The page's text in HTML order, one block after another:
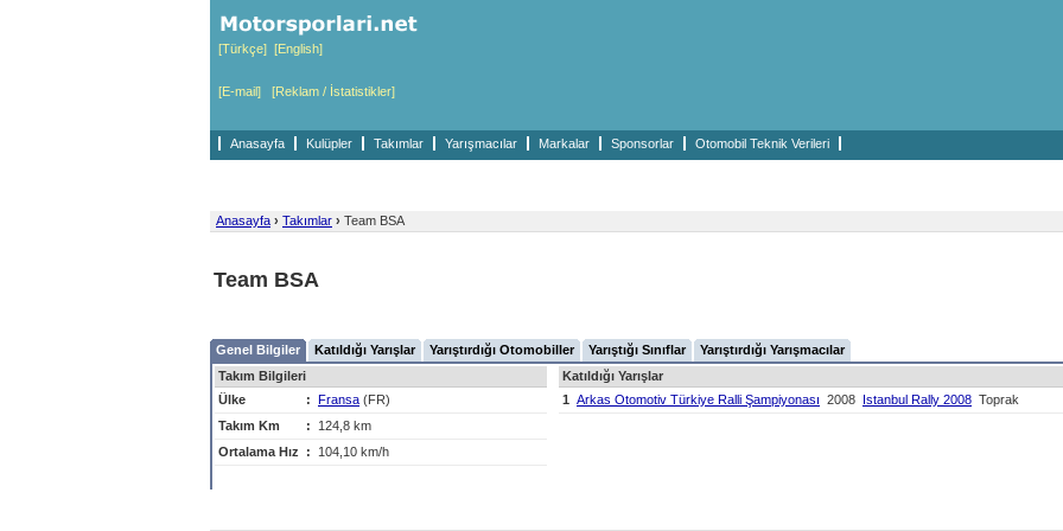
[Türkçe] [English]
[E-mail] [Reklam / İstatistikler]
Anasayfa Kulüpler Takımlar Yarışmacılar Markalar Sponsorlar Otomobil Teknik Verileri
Anasayfa › Takımlar › Team BSA
Team BSA
Genel Bilgiler Katıldığı Yarışlar Yarıştırdığı Otomobiller Yarıştığı Sınıflar
Yarıştırdığı Yarışmacılar
Takım Bilgileri
Ülke
: Fransa (FR)
Takım Km
:
124,8 km
Ortalama Hız
: 104,10 km/h
Katıldığı Yarışlar
1 Arkas Otomotiv Türkiye Ralli Şampiyonası 2008 Istanbul Rally 2008 Toprak